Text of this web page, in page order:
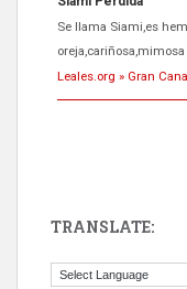
ADOPCIÓN
El ayuntamiento se
TRANSLATE: